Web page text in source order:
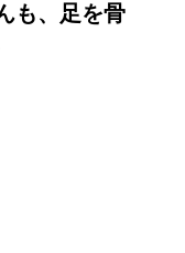
も、足を骨